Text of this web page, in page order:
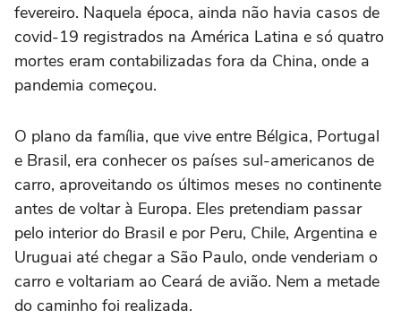
fevereiro. Naquela época, ainda não havia casos de
covid-19 registrados na América Latina e só quatro
mortes eram contabilizadas fora da China, onde a
pandemia começou.
O plano da família, que vive entre Bélgica, Portugal
e Brasil, era conhecer os países sul-americanos de
carro, aproveitando os últimos meses no continente
antes de voltar à Europa. Eles pretendiam passar
pelo interior do Brasil e por Peru, Chile, Argentina e
Uruguai até chegar a São Paulo, onde venderiam o
carro e voltariam ao Ceará de avião. Nem a metade
do caminho foi realizada.